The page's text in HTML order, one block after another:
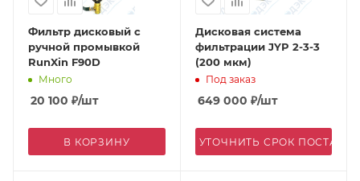
Фильтр дисковый с
ручной промывкой
RunXin F90D
Много
20 100 ₽/шт
В КОРЗИНУ
Дисковая система
фильтрации JYP 2-3-3
(200 мкм)
Под заказ
649 000 ₽/шт
УТОЧНИТЬ СРОК